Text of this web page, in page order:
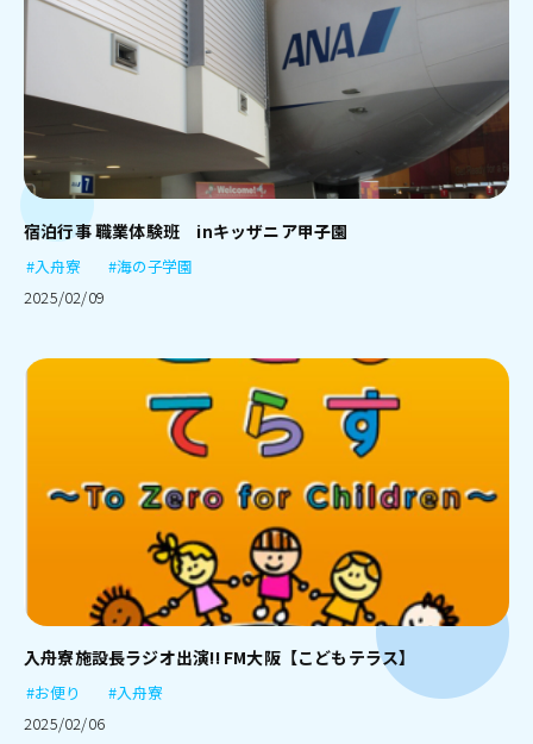
宿泊行事 職業体験班 inキッザニア甲子園
#入舟寮
#海の子学園
2025/02/09
入舟寮施設長ラジオ出演!! FM大阪【こどもテラス】
#お便り
#入舟寮
2025/02/06